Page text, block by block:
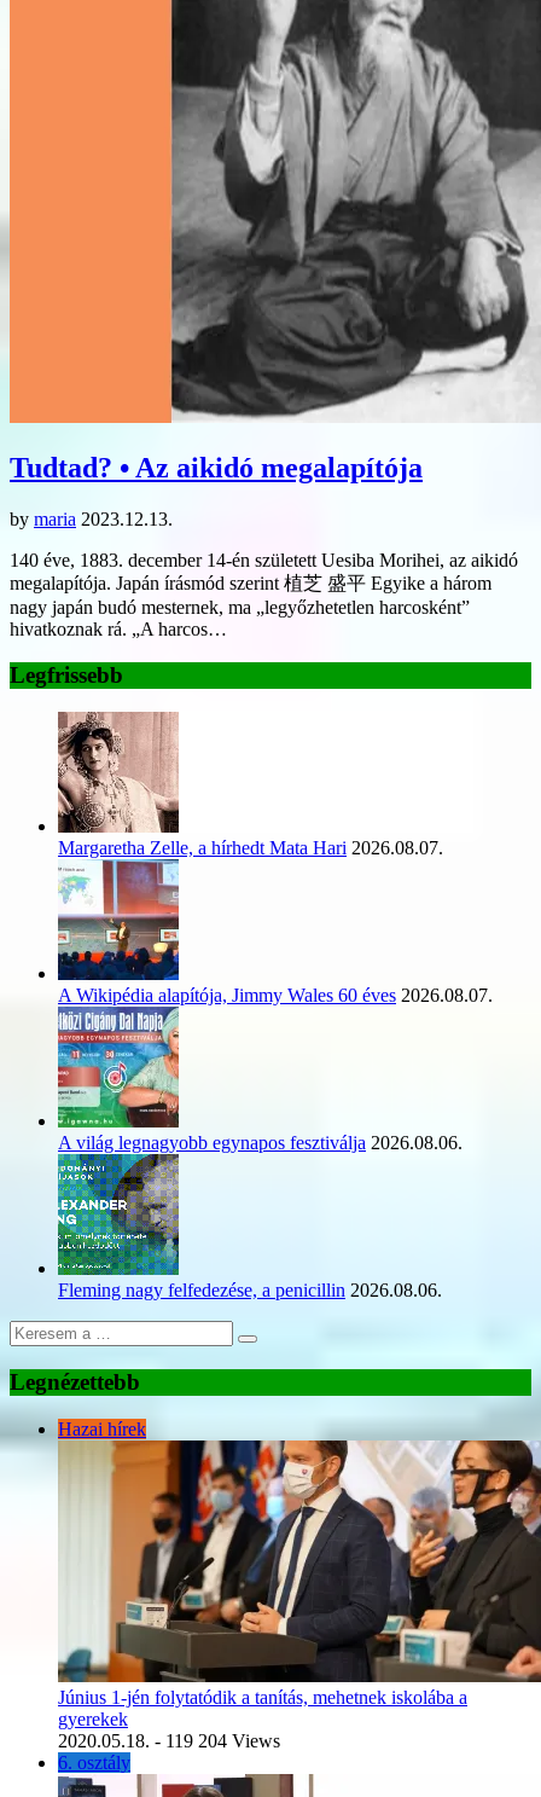
Tudtad? • Az aikidó megalapítója
by maria 2023.12.13.
140 éve, 1883. december 14-én született Uesiba Morihei, az aikidó
megalapítója. Japán írásmód szerint 植芝 盛平 Egyike a három
nagy japán budó mesternek, ma „legyőzhetetlen harcosként”
hivatkoznak rá. „A harcos…
Legfrissebb
Margaretha Zelle, a hírhedt Mata Hari 2026.08.07.
A Wikipédia alapítója, Jimmy Wales 60 éves 2026.08.07.
A világ legnagyobb egynapos fesztiválja 2026.08.06.
Fleming nagy felfedezése, a penicillin 2026.08.06.
Legnézettebb
Hazai hírek
Június 1-jén folytatódik a tanítás, mehetnek iskolába a
gyerekek
2020.05.18. - 119 204 Views
6. osztály